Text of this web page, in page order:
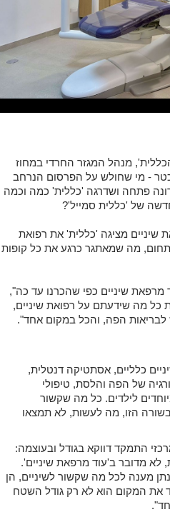
מנהל המגזר החרדי במחוז
- מי שחולש על הפרסום הנרחב
פתחה ושדרגה 'כללית' כמה וכמה
של 'כללית סמייל'?
מציגה 'כללית' את רפואת
מה שמאתגר כרגע את כל קופות
מרפאת שיניים כפי שהכרנו עד כה",
כל מה שידעתם על רפואת שיניים,
הפה, והכל במקום אחד".
כלליים, אסתטיקה דנטלית,
של הפה והלסת, טיפולי
לילדים. כל מה שקשור
הזו, מה לעשות, לא תמצאו
התמקד דווקא בגודל ובעוצמה:
לא מדובר ב'עוד מרפאת שיניים'.
מענה לכל מה שקשור לשיניים, הן
את המקום הוא לא רק גודל השטח